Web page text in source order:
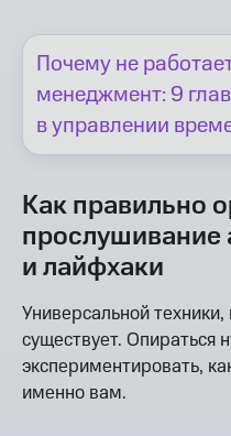
Почему не
менеджмент: 9
в управлении
Как правильно
прослушивание
и лайфхаки
Универсальной
существует. Опираться
экспериментировать,
именно вам.